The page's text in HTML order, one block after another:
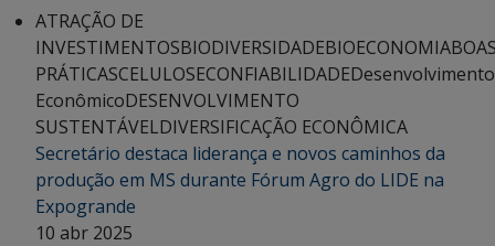
ATRAÇÃO DE
INVESTIMENTOSBIODIVERSIDADEBIOECONOMIA
PRÁTICASCELULOSECONFIABILIDADEDesenvolvimento
EconômicoDESENVOLVIMENTO
SUSTENTÁVELDIVERSIFICAÇÃO ECONÔMICA
Secretário destaca liderança e novos caminhos da
produção em MS durante Fórum Agro do LIDE na
Expogrande
10 abr 2025